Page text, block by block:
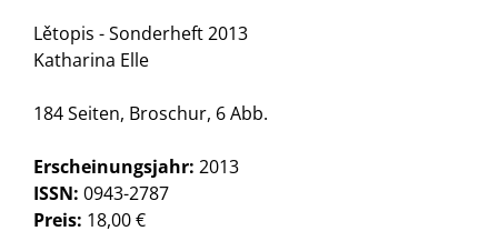
Lětopis - Sonderheft 2013
Katharina Elle
184 Seiten, Broschur, 6 Abb.
Erscheinungsjahr: 2013
ISSN: 0943-2787
Preis: 18,00 €